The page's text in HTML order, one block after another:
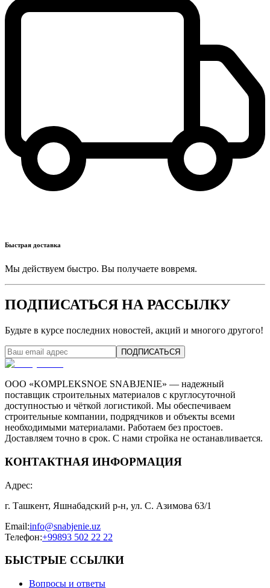
Быстрая доставка
Мы действуем быстро. Вы получаете вовремя.
ПОДПИСАТЬСЯ НА РАССЫЛКУ
Будьте в курсе последних новостей, акций и многого другого!
ПОДПИСАТЬСЯ
ООО «KOMPLEKSNOE SNABJENIE» — надежный
поставщик строительных материалов с круглосуточной
доступностью и чёткой логистикой. Мы обеспечиваем
строительные компании, подрядчиков и объекты всеми
необходимыми материалами. Работаем без простоев.
Доставляем точно в срок. С нами стройка не останавливается.
КОНТАКТНАЯ ИНФОРМАЦИЯ
Адрес:
г. Ташкент, Яшнабадский р-н, ул. С. Азимова 63/1
Email:info@snabjenie.uz
Телефон:+99893 502 22 22
БЫСТРЫЕ ССЫЛКИ
Вопросы и ответы